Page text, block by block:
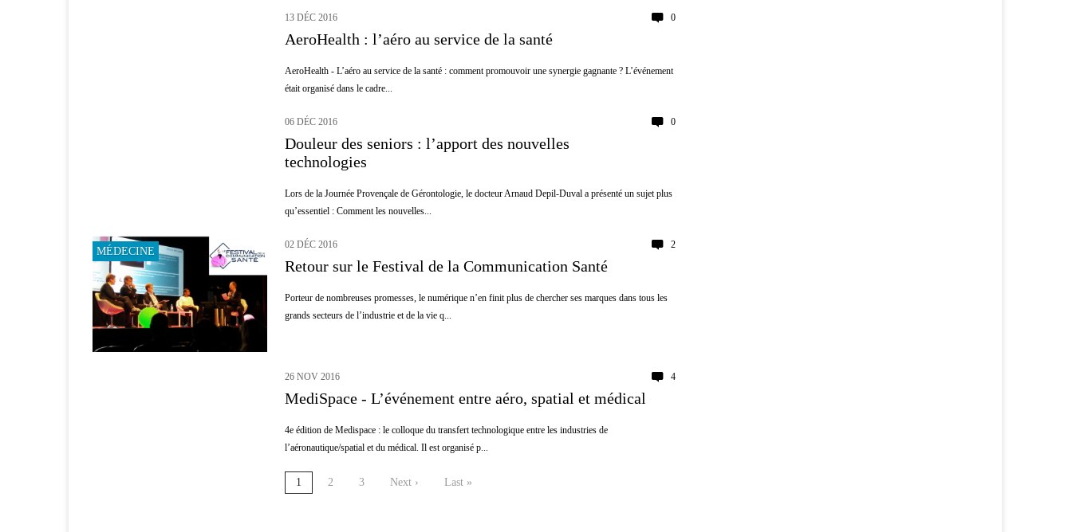
13 DÉC 2016 0
AeroHealth : l’aéro au service de la santé
AeroHealth - L’aéro au service de la santé : comment promouvoir une synergie gagnante ? L’événement
était organisé dans le cadre...
06 DÉC 2016 0
Douleur des seniors : l’apport des nouvelles
technologies
Lors de la Journée Provençale de Gérontologie, le docteur Arnaud Depil-Duval a présenté un sujet plus
qu’essentiel : Comment les nouvelles...
MÉDECINE
02 DÉC 2016 2
Retour sur le Festival de la Communication Santé
Porteur de nombreuses promesses, le numérique n’en finit plus de chercher ses marques dans tous les
grands secteurs de l’industrie et de la vie q...
26 NOV 2016 4
MediSpace - L’événement entre aéro, spatial et médical
4e édition de Medispace : le colloque du transfert technologique entre les industries de
l’aéronautique/spatial et du médical. Il est organisé p...
1 2 3 Next › Last »